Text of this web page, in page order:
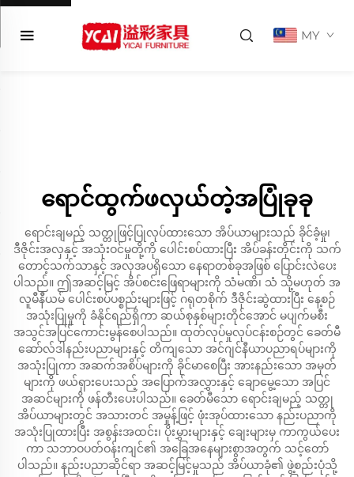
MY
ရောင်ထွက်ဖလှယ်တဲ့အပြုံခုခု
ရောင်းချမည့် သတ္တုဖြင့်ပြုလုပ်ထားသော အိပ်ယာများသည် ခိုင်ခံ့မှု၊
ဒီဇိုင်းအလှနှင့် အသုံးဝင်မှုတို့ကို ပေါင်းစပ်ထားပြီး အိပ်ခန်းတိုင်းကို သက်
တောင့်သက်သာနှင့် အလှအပရှိသော နေရာတစ်ခုအဖြစ် ပြောင်းလဲပေး
ပါသည်။ ဤအဆင့်မြင့် အိပ်စင်းဖြေရာများကို သံမဏိ၊ သံ သို့မဟုတ် အ
လူမီနီယမ် ပေါင်းစပ်ပစ္စည်းများဖြင့် ဂရုတစိုက် ဒီဇိုင်းဆွဲထားပြီး နေ့စဉ်
အသုံးပြုမှုကို ခံနိုင်ရည်ရှိကာ ဆယ်စုနှစ်များတိုင်အောင် မပျက်မစီး
အသွင်အပြင်ကောင်းမွန်စေပါသည်။ ထုတ်လုပ်မှုလုပ်ငန်းစဉ်တွင် ခေတ်မီ
ဆော်လ်ဒါနည်းပညာများနှင့် တိကျသော အင်ဂျင်နီယာပညာရပ်များကို
အသုံးပြုကာ အဆက်အစိပ်များကို ခိုင်မာစေပြီး အားနည်းသော အမှတ်
များကို ဖယ်ရှားပေးသည့် အပြောက်အလွှားနှင့် ချောမွေ့သော အပြင်
အဆင်များကို ဖန်တီးပေးပါသည်။ ခေတ်မီသော ရောင်းချမည့် သတ္တု
အိပ်ယာများတွင် အသားတင် အမှုန့်ဖြင့် ဖုံးအုပ်ထားသော နည်းပညာကို
အသုံးပြုထားပြီး အစွန်းအထင်း၊ ပိုးမွှားများနှင့် ချေးများမှ ကာကွယ်ပေး
ကာ သဘာဝပတ်ဝန်းကျင်၏ အခြေအနေများစွာအတွက် သင့်တော်
ပါသည်။ နည်းပညာဆိုင်ရာ အဆင့်မြင့်မှုသည် အိပ်ယာခုံ၏ ဖွဲ့စည်းပုံသို့